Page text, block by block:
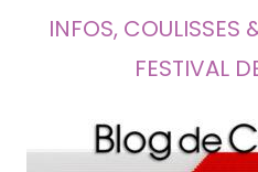
INFOS, COULISSES
FESTIVAL